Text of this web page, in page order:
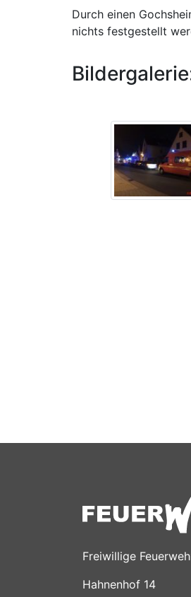
Durch einen
nichts festgestellt
Freiwillige
Hahnenhof 14